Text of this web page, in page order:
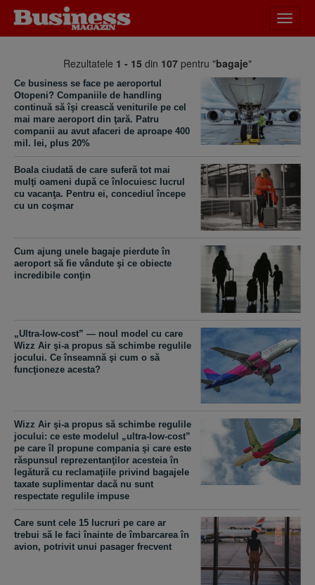
meniu
Rezultatele 1 - 15 din 107 pentru "bagaje"
Ce business se face pe aeroportul
Otopeni? Companiile de handling
continuă să îşi crească veniturile pe cel
mai mare aeroport din ţară. Patru
companii au avut afaceri de aproape 400
mil. lei, plus 20%
Boala ciudată de care suferă tot mai
mulţi oameni după ce înlocuiesc lucrul
cu vacanţa. Pentru ei, concediul începe
cu un coşmar
Cum ajung unele bagaje pierdute în
aeroport să fie vândute şi ce obiecte
incredibile conţin
„Ultra-low-cost” — noul model cu care
Wizz Air şi-a propus să schimbe regulile
jocului. Ce înseamnă şi cum o să
funcţioneze acesta?
Wizz Air şi-a propus să schimbe regulile
jocului: ce este modelul „ultra-low-cost”
pe care îl propune compania şi care este
răspunsul reprezentanţilor acesteia în
legătură cu reclamaţiile privind bagajele
taxate suplimentar dacă nu sunt
respectate regulile impuse
Care sunt cele 15 lucruri pe care ar
trebui să le faci înainte de îmbarcarea în
avion, potrivit unui pasager frecvent